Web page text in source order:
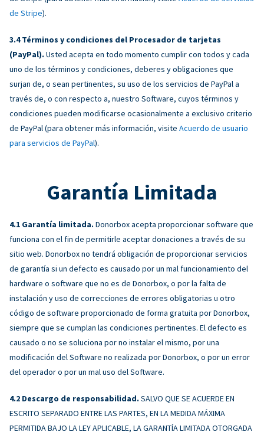
de Stripe).
Términos y condiciones del Procesador de tarjetas
(PayPal). Usted acepta en todo momento cumplir con todos y cada
uno de los términos y condiciones, deberes y obligaciones que
surjan de, o sean pertinentes, su uso de los servicios de PayPal a
través de, o con respecto a, nuestro Software, cuyos términos y
condiciones pueden modificarse ocasionalmente a exclusivo criterio
de PayPal (para obtener más información, visite Acuerdo de usuario
para servicios de PayPal).
Garantía Limitada
Garantía limitada. Donorbox acepta proporcionar software que
funciona con el fin de permitirle aceptar donaciones a través de su
sitio web. Donorbox no tendrá obligación de proporcionar servicios
de garantía si un defecto es causado por un mal funcionamiento del
hardware o software que no es de Donorbox, o por la falta de
instalación y uso de correcciones de errores obligatorias u otro
código de software proporcionado de forma gratuita por Donorbox,
siempre que se cumplan las condiciones pertinentes. El defecto es
causado o no se soluciona por no instalar el mismo, por una
modificación del Software no realizada por Donorbox, o por un error
del operador o por un mal uso del Software.
Descargo de responsabilidad. SALVO QUE SE ACUERDE EN
ESCRITO SEPARADO ENTRE LAS PARTES, EN LA MEDIDA MÁXIMA
PERMITIDA BAJO LA LEY APLICABLE, LA GARANTÍA LIMITADA OTORGADA